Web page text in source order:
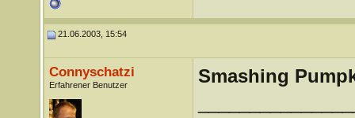
21.06.2003, 15:54
Connyschatzi
Erfahrener Benutzer
Smashing